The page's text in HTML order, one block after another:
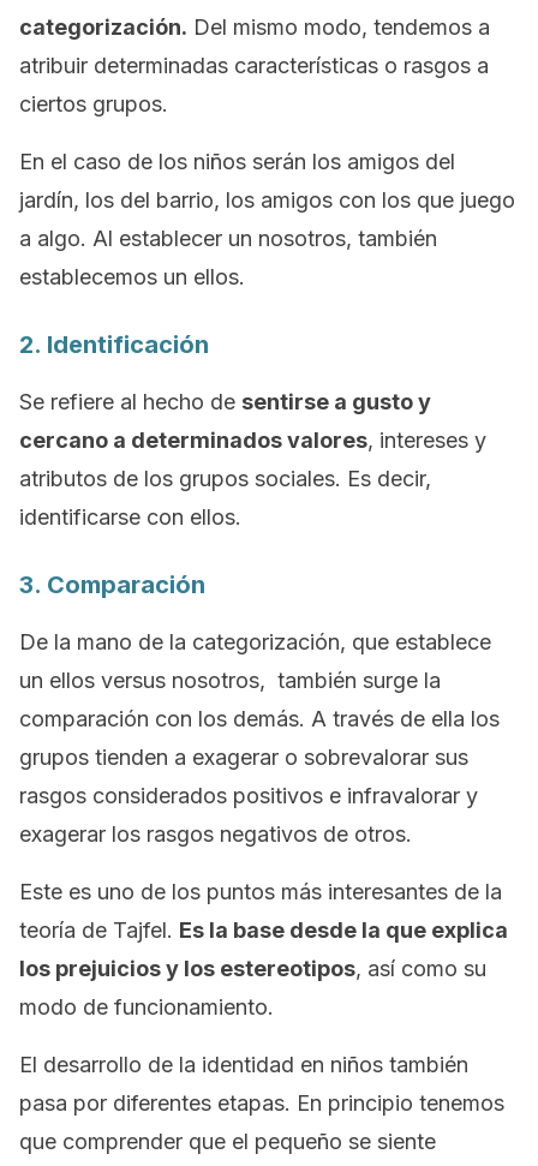
categorización. Del mismo modo, tendemos a
atribuir determinadas características o rasgos a
ciertos grupos.
En el caso de los niños serán los amigos del
jardín, los del barrio, los amigos con los que juego
a algo. Al establecer un nosotros, también
establecemos un ellos.
2. Identificación
Se refiere al hecho de sentirse a gusto y
cercano a determinados valores, intereses y
atributos de los grupos sociales. Es decir,
identificarse con ellos.
3. Comparación
De la mano de la categorización, que establece
un ellos versus nosotros, también surge la
comparación con los demás. A través de ella los
grupos tienden a exagerar o sobrevalorar sus
rasgos considerados positivos e infravalorar y
exagerar los rasgos negativos de otros.
Este es uno de los puntos más interesantes de la
teoría de Tajfel. Es la base desde la que explica
los prejuicios y los estereotipos, así como su
modo de funcionamiento.
El desarrollo de la identidad en niños también
pasa por diferentes etapas. En principio tenemos
que comprender que el pequeño se siente